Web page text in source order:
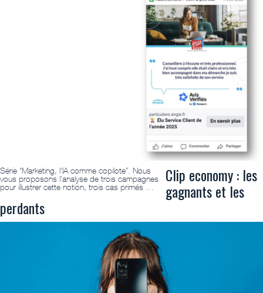
Série “Marketing, l’IA comme copilote”. Nous
vous proposons l’analyse de trois campagnes
pour illustrer cette notion, trois cas primés …
Clip economy : les
gagnants et les
perdants